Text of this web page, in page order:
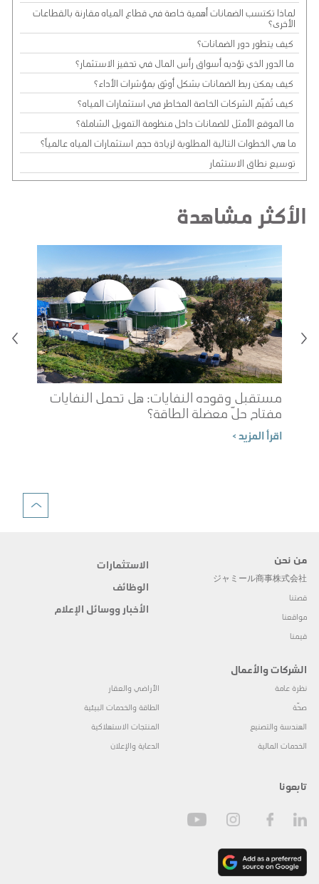
لماذا تكتسب الضمانات أهمية خاصة في قطاع المياه مقارنة بالقطاعات
الأخرى؟
كيف يتطور دور الضمانات؟
ما الدور الذي تؤديه أسواق رأس المال في تحفيز الاستثمار؟
كيف يمكن ربط الضمانات بشكل أوثق بمؤشرات الأداء؟
كيف تُقيّم الشركات الخاصة المخاطر في استثمارات المياه؟
ما الموقع الأمثل للضمانات داخل منظومة التمويل الشاملة؟
ما هي الخطوات التالية المطلوبة لزيادة حجم استثمارات المياه عالمياً؟
توسيع نطاق الاستثمار
الأكثر مشاهدة
مستقبل وقوده النفايات: هل تحمل النفايات
مفتاح حلّ معضلة الطاقة؟
اقرأ المزيد >
من نحن
ジャミール商事株式会社
قصتنا
مواقعنا
قيمنا
الاستثمارات
الوظائف
الأخبار ووسائل الإعلام
الشركات والأعمال
نظرة عامة
صحّة
الهندسة والتصنيع
الخدمات المالية
الأراضي والعقار
الطاقة والخدمات البيئية
المنتجات الاستهلاكية
الدعاية والإعلان
تابعونا